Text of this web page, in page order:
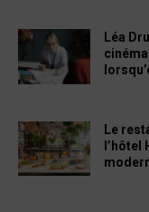
Léa
Le
l’hôtel